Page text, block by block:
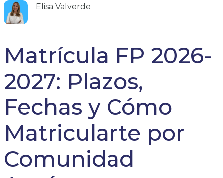
Elisa Valverde
Matrícula FP 2026-
2027: Plazos,
Fechas y Cómo
Matricularte por
Comunidad